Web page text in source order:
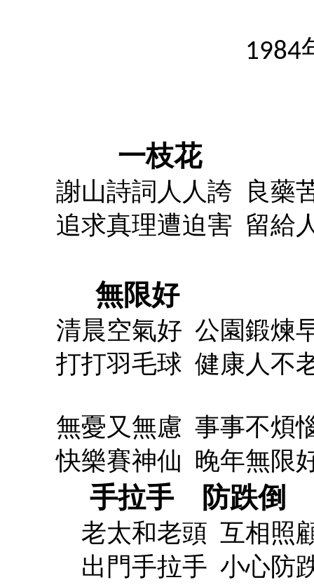
1984
一枝花
謝山詩詞人人誇
良藥
追求真理遭迫害 留給
無限好
清晨空氣好 公園鍛煉
打打羽毛球 健康人不
無憂又無慮 事事不煩
快樂賽神仙 晚年無限
手拉手 防跌倒
老太和老頭 互相照
出門手拉手 小心防